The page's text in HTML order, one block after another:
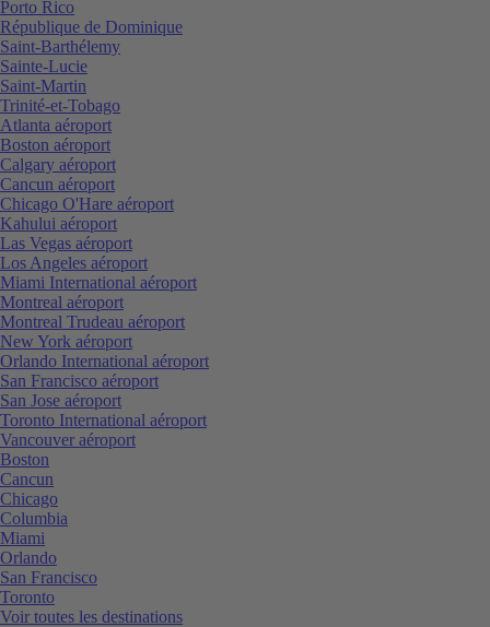
Porto Rico
République de Dominique
Saint-Barthélemy
Sainte-Lucie
Saint-Martin
Trinité-et-Tobago
Atlanta aéroport
Boston aéroport
Calgary aéroport
Cancun aéroport
Chicago O'Hare aéroport
Kahului aéroport
Las Vegas aéroport
Los Angeles aéroport
Miami International aéroport
Montreal aéroport
Montreal Trudeau aéroport
New York aéroport
Orlando International aéroport
San Francisco aéroport
San Jose aéroport
Toronto International aéroport
Vancouver aéroport
Boston
Cancun
Chicago
Columbia
Miami
Orlando
San Francisco
Toronto
Voir toutes les destinations